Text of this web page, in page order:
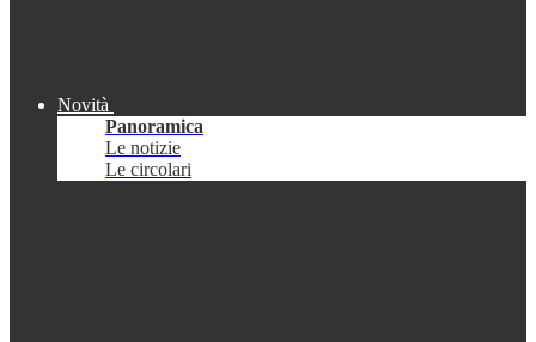
Novità
Panoramica
Le notizie
Le circolari